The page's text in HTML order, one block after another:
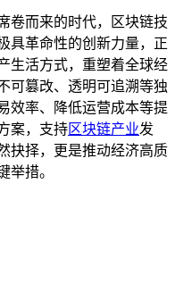
卷而来的时代，区块链技
具革命性的创新力量，正
生活方式，重塑着全球经
可篡改、透明可追溯等独
效率、降低运营成本等提
案，支持区块链产业发
抉择，更是推动经济高质
举措。